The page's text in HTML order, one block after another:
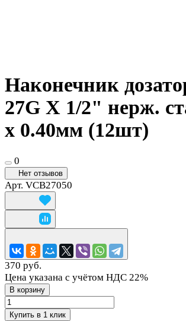
Наконечник
27G X 1/2" нерж.
x 0.40мм (12шт)
0
Нет отзывов
Арт. VCB27050
370 руб.
Цена указана с учётом НДС 22%
В корзину
Купить в 1 клик